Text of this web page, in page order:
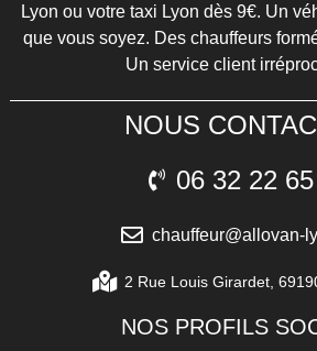
Lyon ou votre taxi Lyon dès 9€. Un
que vous soyez. Des chauffeurs
Un service client
NOUS
06 32 22
chauffeur@allovan-
2​ ​R​u​e​ ​L​o​u​i​s​ ​G​i​r​a​r​d​e​t​,​
NOS PROFILS